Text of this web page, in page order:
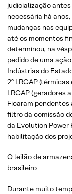
judicialização
necessária há
mudanças nas
até os momentos
determinou, na
pedido de uma
Indústrias do
2º LRCAP
LRCAP (geradores
Ficaram pendentes
filtro da comissão
da Evolution Power
habilitação dos
O leilão de
brasileiro
Durante muito